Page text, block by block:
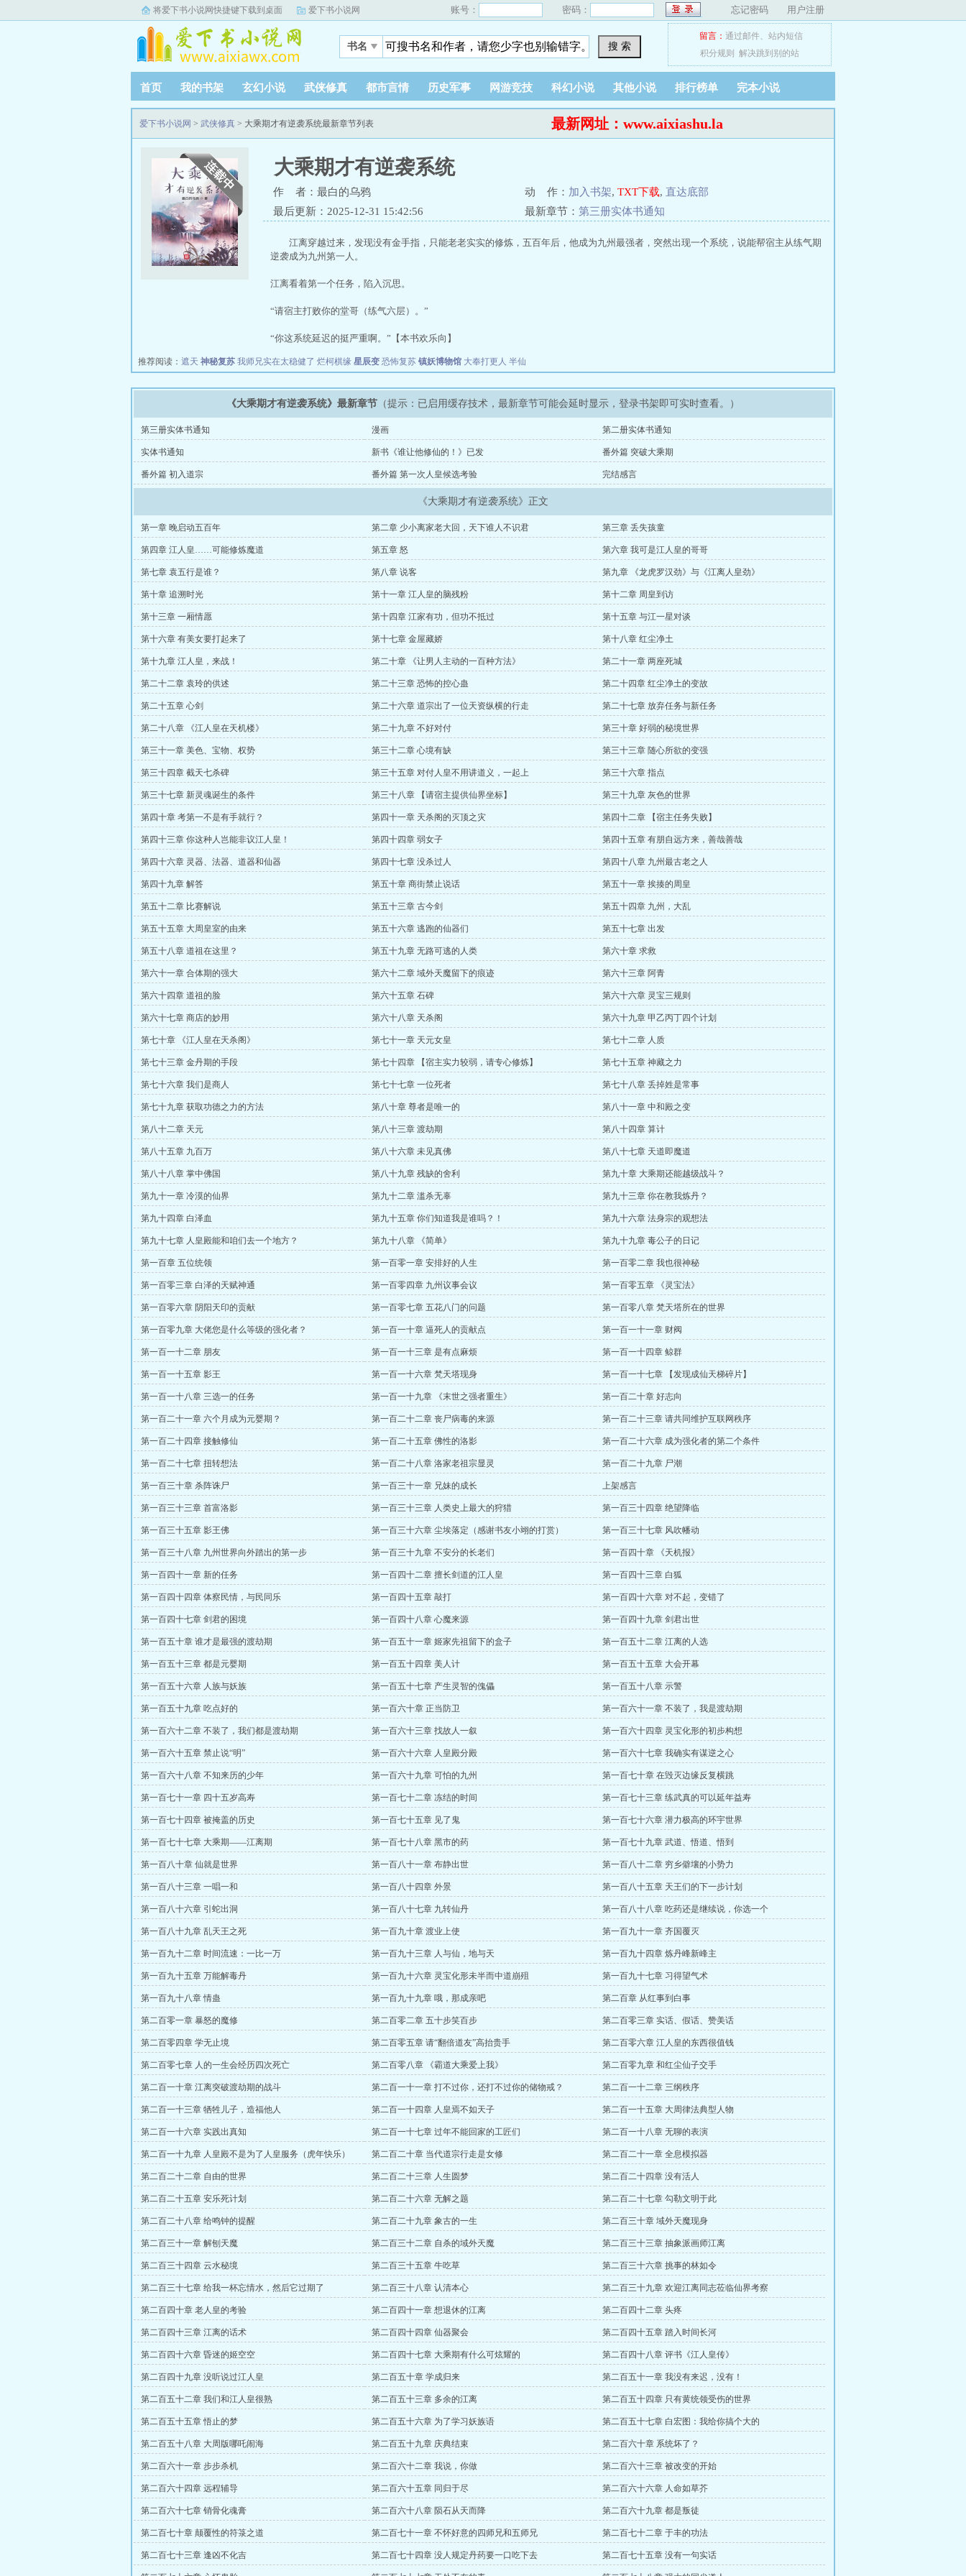
将爱下书小说网快捷键下载到桌面 爱下书小说网 账号： 密码： 忘记密码 用户注册
书名 搜 索
留言： 通过邮件、 站内短信
积分规则
解决跳到别的站
首页 我的书架 玄幻小说 武侠修真 都市言情 历史军事 网游竞技 科幻小说 其他小说 排行榜单 完本小说
爱下书小说网 > 武侠修真 > 大乘期才有逆袭系统最新章节列表 最新网址：www.aixiashu.la
大乘期才有逆袭系统
作 者：最白的乌鸦 动 作： 加入书架, TXT下载, 直达底部
最后更新：2025-12-31 15:42:56
最新章节： 第三册实体书通知
江离穿越过来，发现没有金手指，只能老老实实的修炼，五百年后，他成为九州最强者，突然出现一个系统，说能帮宿主从练气期
逆袭成为九州第一人。
江离看着第一个任务，陷入沉思。
“请宿主打败你的堂哥（练气六层）。”
“你这系统延迟的挺严重啊。”【本书欢乐向】
推荐阅读： 遮天 神秘复苏 我师兄实在太稳健了 烂柯棋缘 星辰变 恐怖复苏 镇妖博物馆 大奉打更人 半仙
《大乘期才有逆袭系统》最新章节 （提示：已启用缓存技术，最新章节可能会延时显示，登录书架即可实时查看。）
第三册实体书通知 漫画 第二册实体书通知
实体书通知 新书《谁让他修仙的！》已发 番外篇 突破大乘期
番外篇 初入道宗 番外篇 第一次人皇候选考验 完结感言
《大乘期才有逆袭系统》正文
第一章 晚启动五百年 第二章 少小离家老大回，天下谁人不识君 第三章 丢失孩童
第四章 江人皇……可能修炼魔道 第五章 怒 第六章 我可是江人皇的哥哥
第七章 袁五行是谁？ 第八章 说客 第九章 《龙虎罗汉劲》与《江离人皇劲》
第十章 追溯时光 第十一章 江人皇的脑残粉 第十二章 周皇到访
第十三章 一厢情愿 第十四章 江家有功，但功不抵过 第十五章 与江一星对谈
第十六章 有美女要打起来了 第十七章 金屋藏娇 第十八章 红尘净土
第十九章 江人皇，来战！ 第二十章 《让男人主动的一百种方法》 第二十一章 两座死城
第二十二章 袁玲的供述 第二十三章 恐怖的控心蛊 第二十四章 红尘净土的变故
第二十五章 心剑 第二十六章 道宗出了一位天资纵横的行走 第二十七章 放弃任务与新任务
第二十八章 《江人皇在天机楼》 第二十九章 不好对付 第三十章 好弱的秘境世界
第三十一章 美色、宝物、权势 第三十二章 心境有缺 第三十三章 随心所欲的变强
第三十四章 截天七杀碑 第三十五章 对付人皇不用讲道义，一起上 第三十六章 指点
第三十七章 新灵魂诞生的条件 第三十八章 【请宿主提供仙界坐标】 第三十九章 灰色的世界
第四十章 考第一不是有手就行？ 第四十一章 天杀阁的灭顶之灾 第四十二章 【宿主任务失败】
第四十三章 你这种人岂能非议江人皇！ 第四十四章 弱女子 第四十五章 有朋自远方来，善哉善哉
第四十六章 灵器、法器、道器和仙器 第四十七章 没杀过人 第四十八章 九州最古老之人
第四十九章 解答 第五十章 商街禁止说话 第五十一章 挨揍的周皇
第五十二章 比赛解说 第五十三章 古今剑 第五十四章 九州，大乱
第五十五章 大周皇室的由来 第五十六章 逃跑的仙器们 第五十七章 出发
第五十八章 道祖在这里？ 第五十九章 无路可逃的人类 第六十章 求救
第六十一章 合体期的强大 第六十二章 域外天魔留下的痕迹 第六十三章 阿青
第六十四章 道祖的脸 第六十五章 石碑 第六十六章 灵宝三规则
第六十七章 商店的妙用 第六十八章 天杀阁 第六十九章 甲乙丙丁四个计划
第七十章 《江人皇在天杀阁》 第七十一章 天元女皇 第七十二章 人质
第七十三章 金丹期的手段 第七十四章 【宿主实力较弱，请专心修炼】 第七十五章 神藏之力
第七十六章 我们是商人 第七十七章 一位死者 第七十八章 丢掉姓是常事
第七十九章 获取功德之力的方法 第八十章 尊者是唯一的 第八十一章 中和殿之变
第八十二章 天元 第八十三章 渡劫期 第八十四章 算计
第八十五章 九百万 第八十六章 未见真佛 第八十七章 天道即魔道
第八十八章 掌中佛国 第八十九章 残缺的舍利 第九十章 大乘期还能越级战斗？
第九十一章 冷漠的仙界 第九十二章 滥杀无辜 第九十三章 你在教我炼丹？
第九十四章 白泽血 第九十五章 你们知道我是谁吗？！ 第九十六章 法身宗的观想法
第九十七章 人皇殿能和咱们去一个地方？ 第九十八章 《简单》 第九十九章 毒公子的日记
第一百章 五位统领 第一百零一章 安排好的人生 第一百零二章 我也很神秘
第一百零三章 白泽的天赋神通 第一百零四章 九州议事会议 第一百零五章 《灵宝法》
第一百零六章 阴阳天印的贡献 第一百零七章 五花八门的问题 第一百零八章 梵天塔所在的世界
第一百零九章 大佬您是什么等级的强化者？ 第一百一十章 逼死人的贡献点 第一百一十一章 财阀
第一百一十二章 朋友 第一百一十三章 是有点麻烦 第一百一十四章 鲸群
第一百一十五章 影王 第一百一十六章 梵天塔现身 第一百一十七章 【发现成仙天梯碎片】
第一百一十八章 三选一的任务 第一百一十九章 《末世之强者重生》 第一百二十章 好志向
第一百二十一章 六个月成为元婴期？ 第一百二十二章 丧尸病毒的来源 第一百二十三章 请共同维护互联网秩序
第一百二十四章 接触修仙 第一百二十五章 佛性的洛影 第一百二十六章 成为强化者的第二个条件
第一百二十七章 扭转想法 第一百二十八章 洛家老祖宗显灵 第一百二十九章 尸潮
第一百三十章 杀阵诛尸 第一百三十一章 兄妹的成长 上架感言
第一百三十三章 首富洛影 第一百三十三章 人类史上最大的狩猎 第一百三十四章 绝望降临
第一百三十五章 影王佛 第一百三十六章 尘埃落定（感谢书友小翊的打赏） 第一百三十七章 风吹幡动
第一百三十八章 九州世界向外踏出的第一步 第一百三十九章 不安分的长老们 第一百四十章 《天机报》
第一百四十一章 新的任务 第一百四十二章 擅长剑道的江人皇 第一百四十三章 白狐
第一百四十四章 体察民情，与民同乐 第一百四十五章 敲打 第一百四十六章 对不起，变错了
第一百四十七章 剑君的困境 第一百四十八章 心魔来源 第一百四十九章 剑君出世
第一百五十章 谁才是最强的渡劫期 第一百五十一章 姬家先祖留下的盒子 第一百五十二章 江离的人选
第一百五十三章 都是元婴期 第一百五十四章 美人计 第一百五十五章 大会开幕
第一百五十六章 人族与妖族 第一百五十七章 产生灵智的傀儡 第一百五十八章 示警
第一百五十九章 吃点好的 第一百六十章 正当防卫 第一百六十一章 不装了，我是渡劫期
第一百六十二章 不装了，我们都是渡劫期 第一百六十三章 找故人一叙 第一百六十四章 灵宝化形的初步构想
第一百六十五章 禁止说“明” 第一百六十六章 人皇殿分殿 第一百六十七章 我确实有谋逆之心
第一百六十八章 不知来历的少年 第一百六十九章 可怕的九州 第一百七十章 在毁灭边缘反复横跳
第一百七十一章 四十五岁高寿 第一百七十二章 冻结的时间 第一百七十三章 练武真的可以延年益寿
第一百七十四章 被掩盖的历史 第一百七十五章 见了鬼 第一百七十六章 潜力极高的环宇世界
第一百七十七章 大乘期——江离期 第一百七十八章 黑市的药 第一百七十九章 武道、悟道、悟到
第一百八十章 仙就是世界 第一百八十一章 布静出世 第一百八十二章 穷乡僻壤的小势力
第一百八十三章 一唱一和 第一百八十四章 外景 第一百八十五章 天王们的下一步计划
第一百八十六章 引蛇出洞 第一百八十七章 九转仙丹 第一百八十八章 吃药还是继续说，你选一个
第一百八十九章 乱天王之死 第一百九十章 渡业上使 第一百九十一章 齐国覆灭
第一百九十二章 时间流速：一比一万 第一百九十三章 人与仙，地与天 第一百九十四章 炼丹峰新峰主
第一百九十五章 万能解毒丹 第一百九十六章 灵宝化形未半而中道崩殂 第一百九十七章 习得望气术
第一百九十八章 情蛊 第一百九十九章 哦，那成亲吧 第二百章 从红事到白事
第二百零一章 暴怒的魔修 第二百零二章 五十步笑百步 第二百零三章 实话、假话、赞美话
第二百零四章 学无止境 第二百零五章 请“翻倍道友”高抬贵手 第二百零六章 江人皇的东西很值钱
第二百零七章 人的一生会经历四次死亡 第二百零八章 《霸道大乘爱上我》 第二百零九章 和红尘仙子交手
第二百一十章 江离突破渡劫期的战斗 第二百一十一章 打不过你，还打不过你的储物戒？ 第二百一十二章 三纲秩序
第二百一十三章 牺牲儿子，造福他人 第二百一十四章 人皇焉不如天子 第二百一十五章 大周律法典型人物
第二百一十六章 实践出真知 第二百一十七章 过年不能回家的工匠们 第二百一十八章 无聊的表演
第二百一十九章 人皇殿不是为了人皇服务（虎年快乐）
（为书友刘总在此加更）
第二百二十章 当代道宗行走是女修 第二百二十一章 全息模拟器
第二百二十二章 自由的世界 第二百二十三章 人生圆梦 第二百二十四章 没有活人
第二百二十五章 安乐死计划 第二百二十六章 无解之题 第二百二十七章 勾勒文明于此
第二百二十八章 给鸣钟的提醒 第二百二十九章 象古的一生 第二百三十章 域外天魔现身
第二百三十一章 解刨天魔 第二百三十二章 自杀的域外天魔 第二百三十三章 抽象派画师江离
第二百三十四章 云水秘境 第二百三十五章 牛吃草 第二百三十六章 挑事的林如令
第二百三十七章 给我一杯忘情水，然后它过期了 第二百三十八章 认清本心 第二百三十九章 欢迎江离同志莅临仙界考察
第二百四十章 老人皇的考验 第二百四十一章 想退休的江离 第二百四十二章 头疼
第二百四十三章 江离的话术 第二百四十四章 仙器聚会 第二百四十五章 踏入时间长河
第二百四十六章 昏迷的姬空空 第二百四十七章 大乘期有什么可炫耀的 第二百四十八章 评书《江人皇传》
第二百四十九章 没听说过江人皇 第二百五十章 学成归来 第二百五十一章 我没有来迟，没有！
第二百五十二章 我们和江人皇很熟 第二百五十三章 多余的江离 第二百五十四章 只有黄统领受伤的世界
第二百五十五章 悟止的梦 第二百五十六章 为了学习妖族语 第二百五十七章 白宏图：我给你搞个大的
第二百五十八章 大周版哪吒闹海 第二百五十九章 庆典结束 第二百六十章 系统坏了？
第二百六十一章 步步杀机 第二百六十二章 我说，你做 第二百六十三章 被改变的开始
第二百六十四章 远程辅导 第二百六十五章 同归于尽 第二百六十六章 人命如草芥
第二百六十七章 销骨化魂膏 第二百六十八章 陨石从天而降 第二百六十九章 都是叛徒
第二百七十章 颠覆性的符箓之道 第二百七十一章 不怀好意的四师兄和五师兄 第二百七十二章 于丰的功法
第二百七十三章 逢凶不化吉 第二百七十四章 没人规定丹药要一口吃下去 第二百七十五章 没有一句实话